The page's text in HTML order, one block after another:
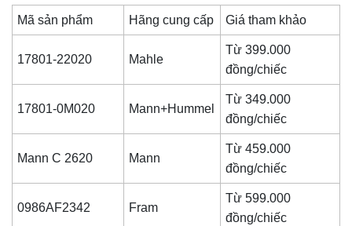
Mã sản phẩm Hãng cung cấp Giá tham khảo
17801-22020 Mahle
Từ 399.000
đồng/chiếc
17801-0M020 Mann+Hummel
Từ 349.000
đồng/chiếc
Mann C 2620 Mann
Từ 459.000
đồng/chiếc
0986AF2342 Fram
Từ 599.000
đồng/chiếc